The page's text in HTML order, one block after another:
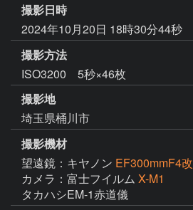
撮影日時
2024年10月20日 18時30分44秒
撮影方法
ISO3200 5秒×46枚
撮影地
埼玉県桶川市
撮影機材
望遠鏡：キヤノン EF300mmF4改
カメラ：富士フイルム X-M1